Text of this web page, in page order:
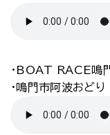
・BOAT RACE鳴
・鳴門市阿波おどり